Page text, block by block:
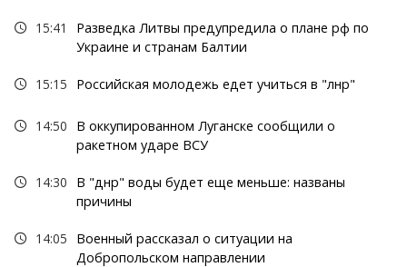
15:41
Разведка Литвы предупредила о плане рф по
Украине и странам Балтии
15:15 Российская молодежь едет учиться в "лнр"
14:50
В оккупированном Луганске сообщили о
ракетном ударе ВСУ
14:30
В "днр" воды будет еще меньше: названы
причины
14:05
Военный рассказал о ситуации на
Добропольском направлении